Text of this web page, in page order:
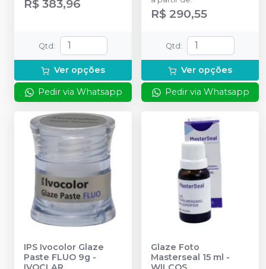
R$ 383,96
Qtd:
Ver opções
Pedir via Whatsapp
R$ 290,55
Qtd:
Ver opções
Pedir via Whatsapp
IPS Ivocolor Glaze
Paste FLUO 9g -
Glaze Foto
Masterseal 15 ml -